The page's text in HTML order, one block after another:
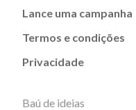
Lance uma campanha
Termos e condições
Privacidade
Baú de ideias